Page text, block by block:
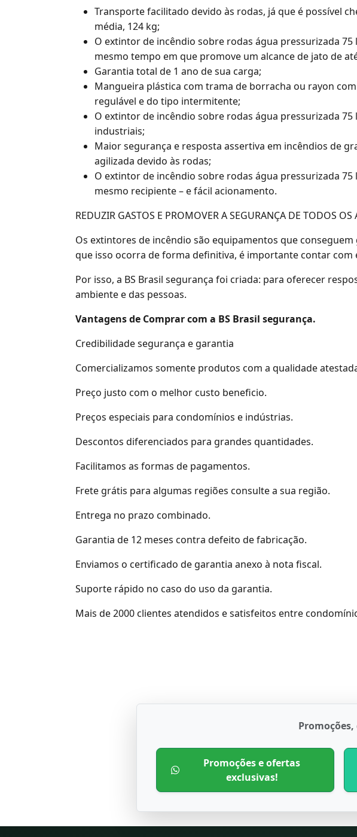
Transporte facilitado devido às rodas, já que é possível
média, 124 kg;
O extintor de incêndio sobre rodas água pressurizada
mesmo tempo em que promove um alcance de jato de
Garantia total de 1 ano de sua carga;
Mangueira plástica com trama de borracha ou rayon
regulável e do tipo intermitente;
O extintor de incêndio sobre rodas água pressurizada
industriais;
Maior segurança e resposta assertiva em incêndios de
agilizada devido às rodas;
O extintor de incêndio sobre rodas água pressurizada
mesmo recipiente – e fácil acionamento.
REDUZIR GASTOS E PROMOVER A SEGURANÇA DE TODOS OS
Os extintores de incêndio são equipamentos que
que isso ocorra de forma definitiva, é importante contar com
Por isso, a BS Brasil segurança foi criada: para oferecer
ambiente e das pessoas.
Vantagens de Comprar com a BS Brasil segurança.
Credibilidade segurança e garantia
Comercializamos somente produtos com a qualidade
Preço justo com o melhor custo beneficio.
Preços especiais para condomínios e indústrias.
Descontos diferenciados para grandes quantidades.
Facilitamos as formas de pagamentos.
Frete grátis para algumas regiões consulte a sua região.
Entrega no prazo combinado.
Garantia de 12 meses contra defeito de fabricação.
Enviamos o certificado de garantia anexo à nota fiscal.
Suporte rápido no caso do uso da garantia.
Mais de 2000 clientes atendidos e satisfeitos entre
Promoções e ofertas
exclusivas!